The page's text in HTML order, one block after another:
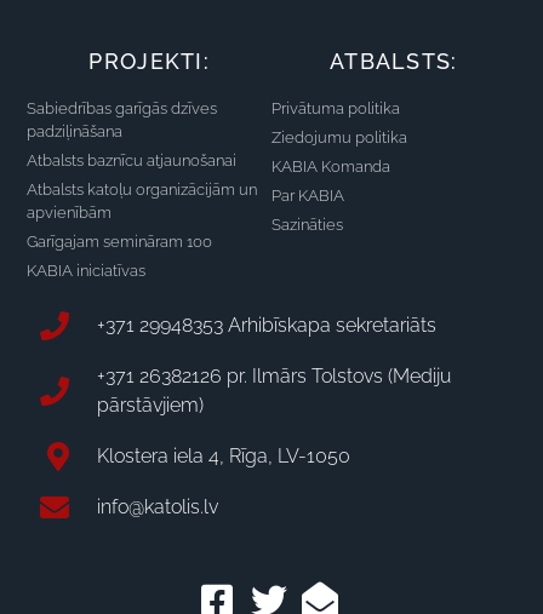
PROJEKTI:
Sabiedrības garīgās dzīves
padziļināšana
Atbalsts baznīcu atjaunošanai
Atbalsts katoļu organizācijām un
apvienībām
Garīgajam semināram 100
KABIA iniciatīvas
ATBALSTS:
Privātuma politika
Ziedojumu politika
KABIA Komanda
Par KABIA
Sazināties
+371 29948353 Arhibīskapa sekretariāts
+371 26382126 pr. Ilmārs Tolstovs (Mediju
pārstāvjiem)
Klostera iela 4, Rīga, LV-1050
info@katolis.lv